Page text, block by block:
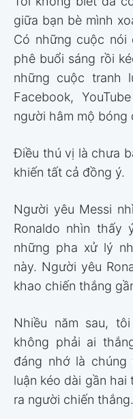
giữa bạn bè mình
Có những cuộc nói
phê buổi sáng rồi
những cuộc tranh
Facebook,
người hâm mộ bóng
Điều thú vị là chưa
khiến tất cả đồng ý.
Người yêu Messi
Ronaldo nhìn thấy
những pha xử lý
này. Người yêu
khao chiến thắng
Nhiều năm sau,
không phải ai
đáng nhớ là
luận kéo dài gần
ra người chiến thắng.